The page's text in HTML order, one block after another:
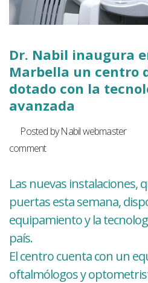
Dr. Nabil inaugura
Marbella un centro
dotado con la
avanzada
Posted by Nabil webmaster
comment
Las nuevas instalaciones,
puertas esta semana,
equipamiento y la
país.
El centro cuenta con un
oftalmólogos y